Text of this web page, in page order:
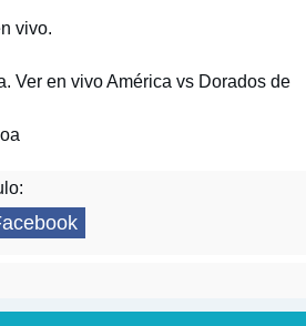
vivo.
Ver en vivo América vs Dorados de